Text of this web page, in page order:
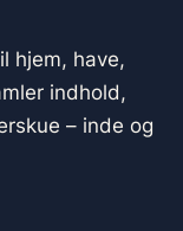
hjem, have,
indhold,
– inde og